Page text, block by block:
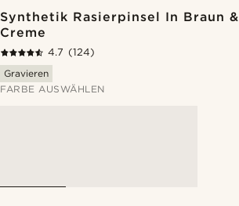
Synthetik Rasierpinsel In Braun &
Creme
4.7 (124)
Gravieren
FARBE AUSWÄHLEN